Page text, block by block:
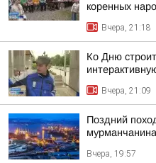
коренных
Вчера, 21:18
Ко Дню
Вчера, 21:09
Поздний
Вчера, 19:57